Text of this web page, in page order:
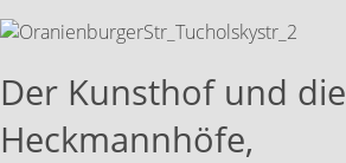
Der Kunsthof und die
Heckmannhöfe,